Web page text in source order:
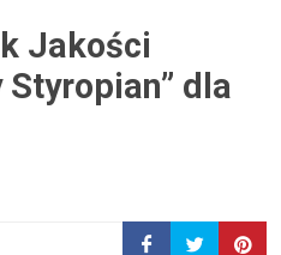
Jakości
Styropian” dla